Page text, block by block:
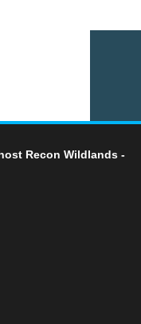
Recon Wildlands -